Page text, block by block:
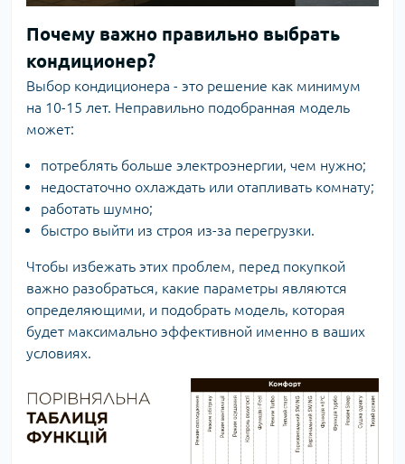
Почему важно правильно выбрать
кондиционер?
Выбор кондиционера - это решение как минимум
на 10-15 лет. Неправильно подобранная модель
может:
потреблять больше электроэнергии, чем нужно;
недостаточно охлаждать или отапливать комнату;
работать шумно;
быстро выйти из строя из-за перегрузки.
Чтобы избежать этих проблем, перед покупкой
важно разобраться, какие параметры являются
определяющими, и подобрать модель, которая
будет максимально эффективной именно в ваших
условиях.